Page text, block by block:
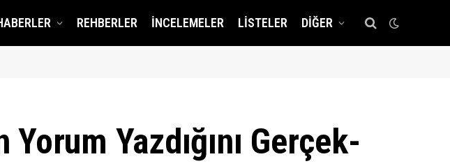
REHBERLER İNCELEMELER LISTELER DIĞER
Yazdığını Gerçek-